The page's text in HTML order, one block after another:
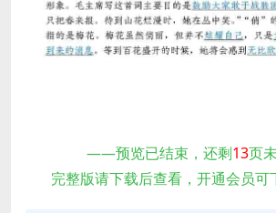
——预览已结束，还剩13页
完整版请下载后查看，开通会员可